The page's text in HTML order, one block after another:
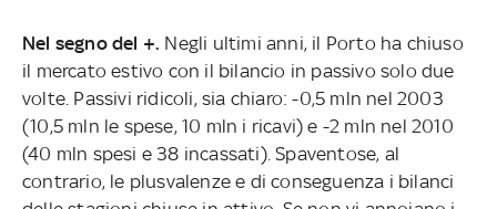
Nel segno del +. Negli ultimi anni, il Porto ha chiuso
il mercato estivo con il bilancio in passivo solo due
volte. Passivi ridicoli, sia chiaro: -0,5 mln nel 2003
(10,5 mln le spese, 10 mln i ricavi) e -2 mln nel 2010
(40 mln spesi e 38 incassati). Spaventose, al
contrario, le plusvalenze e di conseguenza i bilanci